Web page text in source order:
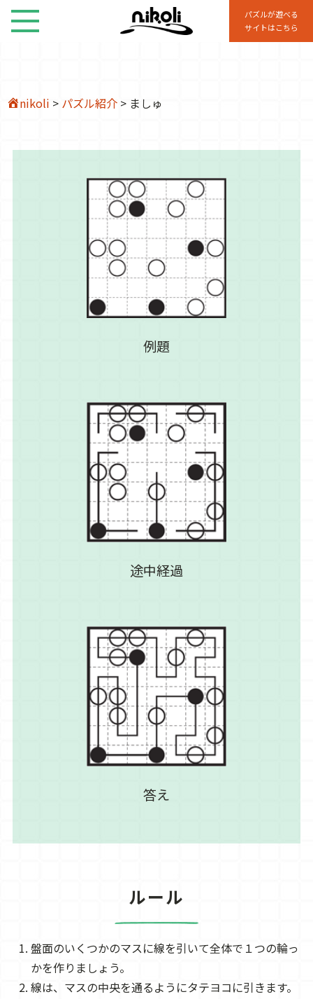
パズルが遊べる
サイトはこちら
nikoli > パズル紹介> ましゅ
例題
途中経過
答え
ルール
盤面のいくつかのマスに線を引いて全体で１つの輪っ
かを作りましょう。
線は、マスの中央を通るようにタテヨコに引きます。